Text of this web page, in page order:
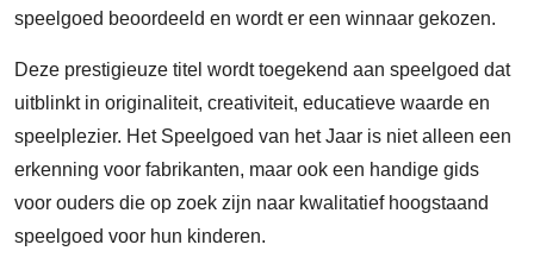
speelgoed beoordeeld en wordt er een winnaar gekozen.
Deze prestigieuze titel wordt toegekend aan speelgoed dat
uitblinkt in originaliteit, creativiteit, educatieve waarde en
speelplezier. Het Speelgoed van het Jaar is niet alleen een
erkenning voor fabrikanten, maar ook een handige gids
voor ouders die op zoek zijn naar kwalitatief hoogstaand
speelgoed voor hun kinderen.